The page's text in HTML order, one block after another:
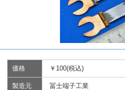
価格 ￥100(税込)
製造元 冨士端子工業